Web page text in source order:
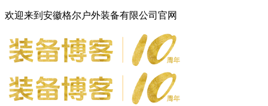
欢迎来到安徽格尔户外装备有限公司官网